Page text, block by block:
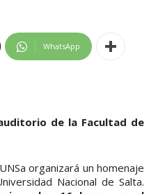
WhatsApp
de la Facultad de
organizará un homenaje
Nacional de Salta.